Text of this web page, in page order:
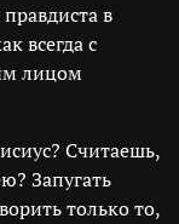
в
всегда с
лицом
Считаешь,
Запугать
только то,